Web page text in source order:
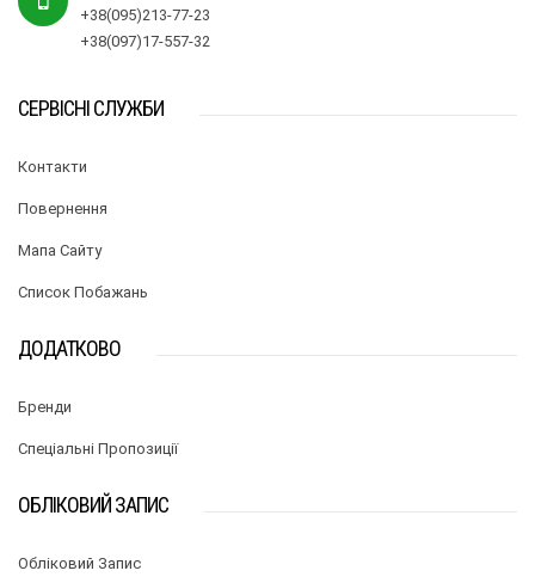
+38(095)213-77-23
+38(097)17-557-32
СЕРВІСНІ СЛУЖБИ
Контакти
Повернення
Мапа Сайту
Список Побажань
ДОДАТКОВО
Бренди
Спеціальні Пропозиції
ОБЛІКОВИЙ ЗАПИС
Обліковий Запис